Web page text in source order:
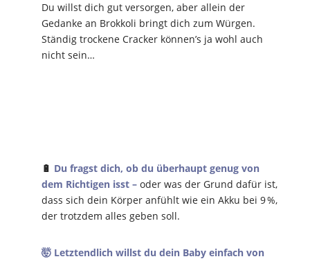
Du willst dich gut versorgen, aber allein der
Gedanke an Brokkoli bringt dich zum Würgen.
Ständig trockene Cracker können’s ja wohl auch
nicht sein…
🔋 Du fragst dich, ob du überhaupt genug von
dem Richtigen isst – oder was der Grund dafür ist,
dass sich dein Körper anfühlt wie ein Akku bei 9 %,
der trotzdem alles geben soll.
🤯 Letztendlich willst du dein Baby einfach von